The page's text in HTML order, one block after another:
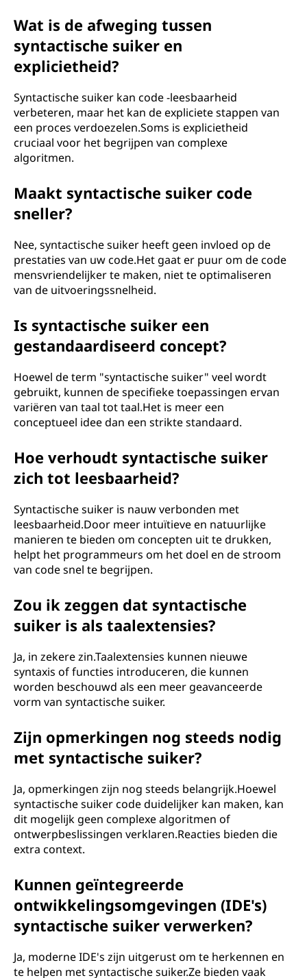
Wat is de afweging tussen
syntactische suiker en
explicietheid?
Syntactische suiker kan code -leesbaarheid
verbeteren, maar het kan de expliciete stappen van
een proces verdoezelen.Soms is explicietheid
cruciaal voor het begrijpen van complexe
algoritmen.
Maakt syntactische suiker code
sneller?
Nee, syntactische suiker heeft geen invloed op de
prestaties van uw code.Het gaat er puur om de code
mensvriendelijker te maken, niet te optimaliseren
van de uitvoeringssnelheid.
Is syntactische suiker een
gestandaardiseerd concept?
Hoewel de term "syntactische suiker" veel wordt
gebruikt, kunnen de specifieke toepassingen ervan
variëren van taal tot taal.Het is meer een
conceptueel idee dan een strikte standaard.
Hoe verhoudt syntactische suiker
zich tot leesbaarheid?
Syntactische suiker is nauw verbonden met
leesbaarheid.Door meer intuïtieve en natuurlijke
manieren te bieden om concepten uit te drukken,
helpt het programmeurs om het doel en de stroom
van code snel te begrijpen.
Zou ik zeggen dat syntactische
suiker is als taalextensies?
Ja, in zekere zin.Taalextensies kunnen nieuwe
syntaxis of functies introduceren, die kunnen
worden beschouwd als een meer geavanceerde
vorm van syntactische suiker.
Zijn opmerkingen nog steeds nodig
met syntactische suiker?
Ja, opmerkingen zijn nog steeds belangrijk.Hoewel
syntactische suiker code duidelijker kan maken, kan
dit mogelijk geen complexe algoritmen of
ontwerpbeslissingen verklaren.Reacties bieden die
extra context.
Kunnen geïntegreerde
ontwikkelingsomgevingen (IDE's)
syntactische suiker verwerken?
Ja, moderne IDE's zijn uitgerust om te herkennen en
te helpen met syntactische suiker.Ze bieden vaak